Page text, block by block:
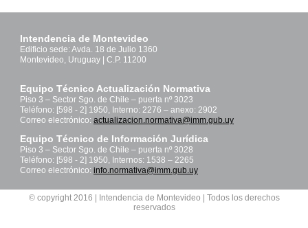
Intendencia de Montevideo
Edificio sede: Avda. 18 de Julio 1360
Montevideo, Uruguay | C.P. 11200
Equipo Técnico Actualización Normativa
Piso 3 – Sector Sgo. de Chile – puerta nº 3023
Teléfono: [598 - 2] 1950, Interno: 2276 – anexo: 2902
Correo electrónico: actualizacion.normativa@imm.gub.uy
Equipo Técnico de Información Jurídica
Piso 3 – Sector Sgo. de Chile – puerta nº 3028
Teléfono: [598 - 2] 1950, Internos: 1538 – 2265
Correo electrónico: info.normativa@imm.gub.uy
© copyright 2016 | Intendencia de Montevideo | Todos los derechos
reservados